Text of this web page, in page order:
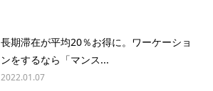
長期滞在が平均20％お得に。ワーケーショ
ンをするなら「マンス...
2022.01.07